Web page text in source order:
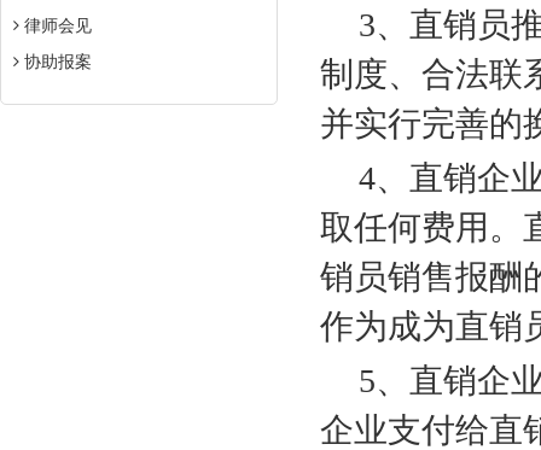
律师会见
协助报案
3、直销员
制度、合法联
并实行完善的
4、直销企
取任何费用。
销员销售报酬
作为成为直销
5、直销企
企业支付给直